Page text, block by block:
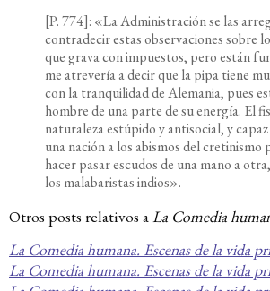
[P. 774]: «La Administración se las
contradecir estas observaciones sobre
que grava con impuestos, pero están
me atrevería a decir que la pipa tiene
con la tranquilidad de Alemania, pues
hombre de una parte de su energía. El
naturaleza estúpido y antisocial, y
una nación a los abismos del cretinismo
hacer pasar escudos de una mano a
los malabaristas indios».
Otros posts relativos aLa Comedia
La Comedia humana. Escenas de la vida
La Comedia humana. Escenas de la vida